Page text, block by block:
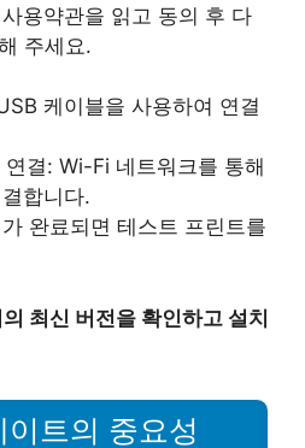
용약관을 읽고 동의 후 다
주세요.
케이블을 사용하여 연결
결: Wi-Fi 네트워크를 통해
합니다.
완료되면 테스트 프린트를
최신 버전을 확인하고 설치
이트의 중요성